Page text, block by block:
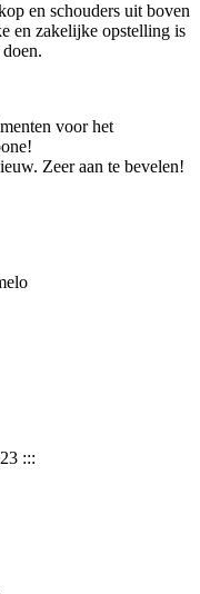
en schouders uit boven
en zakelijke opstelling is
voor het
Zeer aan te bevelen!
:::